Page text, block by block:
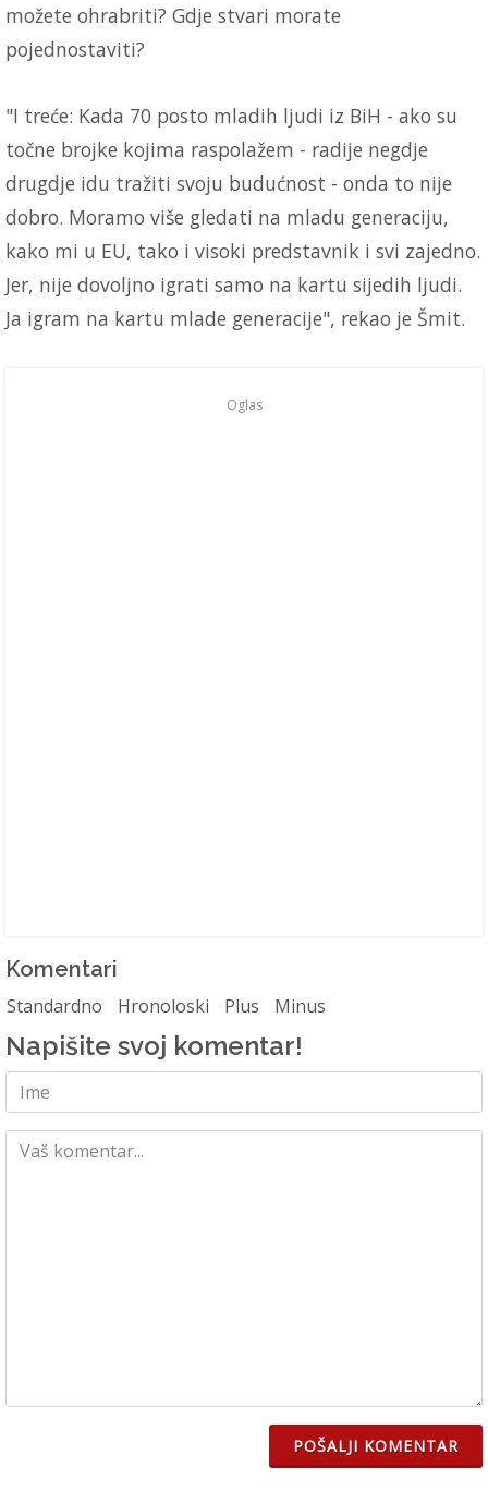
možete ohrabriti? Gdje stvari morate
pojednostaviti?
"I treće: Kada 70 posto mladih ljudi iz BiH - ako su
točne brojke kojima raspolažem - radije negdje
drugdje idu tražiti svoju budućnost - onda to nije
dobro. Moramo više gledati na mladu generaciju,
kako mi u EU, tako i visoki predstavnik i svi zajedno.
Jer, nije dovoljno igrati samo na kartu sijedih ljudi.
Ja igram na kartu mlade generacije", rekao je Šmit.
Oglas
Komentari
Standardno Hronoloski Plus Minus
Napišite svoj komentar!
POŠALJI KOMENTAR